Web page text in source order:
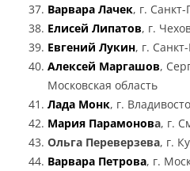
Варвара Лачек, г.
Елисей Липатов, г.
Евгений Лукин, г.
Алексей Маргашов,
Московская область
Лада Монк, г.
Мария Парамонова, г.
Ольга Переверзева, г.
Варвара Петрова, г.